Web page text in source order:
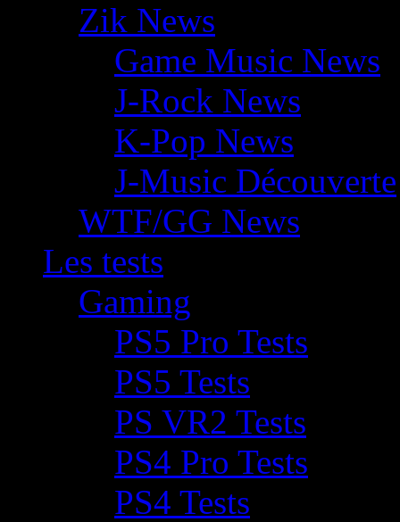
Zik News
Game Music News
J-Rock News
K-Pop News
J-Music Découverte
WTF/GG News
Les tests
Gaming
PS5 Pro Tests
PS5 Tests
PS VR2 Tests
PS4 Pro Tests
PS4 Tests